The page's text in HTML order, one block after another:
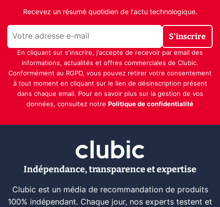
Recevez un résumé quotidien de l'actu technologique.
S'inscrire
En cliquant sur s'inscrire, j’accepte de recevoir par email des
informations, actualités et offres commerciales de Clubic.
Conformément au RGPD, vous pouvez retirer votre consentement
à tout moment en cliquant sur le lien de désinscription présent
dans chaque email. Pour en savoir plus sur la gestion de vos
données, consultez notre Politique de confidentialité
Indépendance, transparence et expertise
Clubic est un média de recommandation de produits
100% indépendant. Chaque jour, nos experts testent et